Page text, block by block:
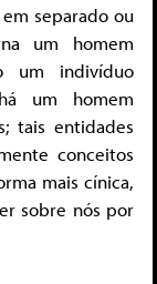
separado ou
um homem
um indivíduo
um homem
tais entidades
conceitos
mais cínica,
sobre nós por